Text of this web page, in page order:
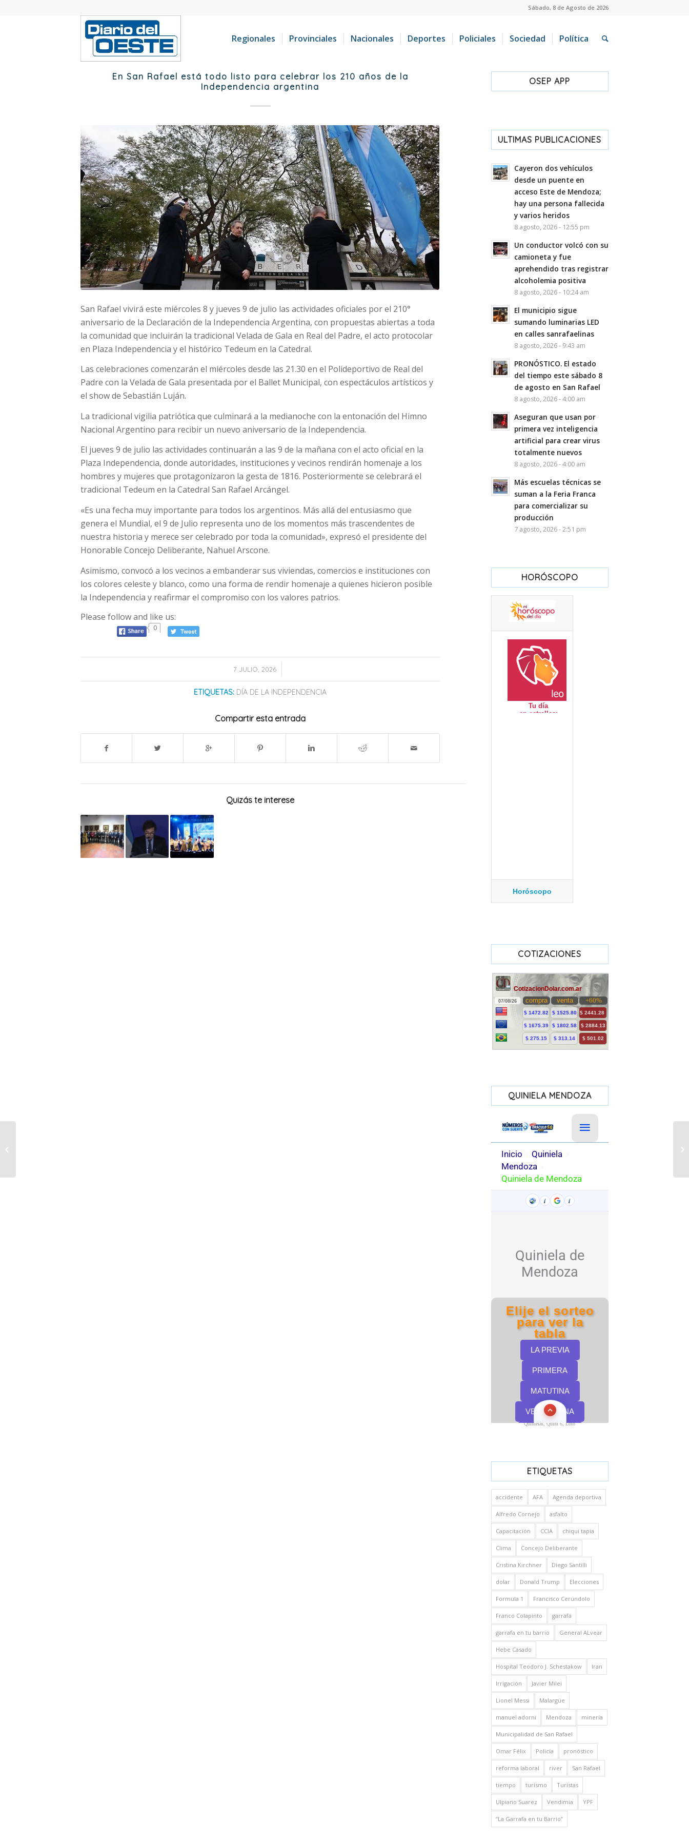
Sábado, 8 de Agosto de 2026
Regionales Provinciales Nacionales Deportes Policiales Sociedad Política
En San Rafael está todo listo para celebrar los 210 años de la
Independencia argentina
San Rafael vivirá este miércoles 8 y jueves 9 de julio las actividades oficiales por el 210°
aniversario de la Declaración de la Independencia Argentina, con propuestas abiertas a toda
la comunidad que incluirán la tradicional Velada de Gala en Real del Padre, el acto protocolar
en Plaza Independencia y el histórico Tedeum en la Catedral.
Las celebraciones comenzarán el miércoles desde las 21.30 en el Polideportivo de Real del
Padre con la Velada de Gala presentada por el Ballet Municipal, con espectáculos artísticos y
el show de Sebastián Luján.
La tradicional vigilia patriótica que culminará a la medianoche con la entonación del Himno
Nacional Argentino para recibir un nuevo aniversario de la Independencia.
El jueves 9 de julio las actividades continuarán a las 9 de la mañana con el acto oficial en la
Plaza Independencia, donde autoridades, instituciones y vecinos rendirán homenaje a los
hombres y mujeres que protagonizaron la gesta de 1816. Posteriormente se celebrará el
tradicional Tedeum en la Catedral San Rafael Arcángel.
«Es una fecha muy importante para todos los argentinos. Más allá del entusiasmo que
genera el Mundial, el 9 de Julio representa uno de los momentos más trascendentes de
nuestra historia y merece ser celebrado por toda la comunidad», expresó el presidente del
Honorable Concejo Deliberante, Nahuel Arscone.
Asimismo, convocó a los vecinos a embanderar sus viviendas, comercios e instituciones con
los colores celeste y blanco, como una forma de rendir homenaje a quienes hicieron posible
la Independencia y reafirmar el compromiso con los valores patrios.
Please follow and like us:
0
7 JULIO, 2026
ETIQUETAS: DÍA DE LA INDEPENDENCIA
Compartir esta entrada
Quizás te interese
OSEP APP
ULTIMAS PUBLICACIONES
Cayeron dos vehículos
desde un puente en
acceso Este de Mendoza;
hay una persona fallecida
y varios heridos
8 agosto, 2026 - 12:55 pm
Un conductor volcó con su
camioneta y fue
aprehendido tras registrar
alcoholemia positiva
8 agosto, 2026 - 10:24 am
El municipio sigue
sumando luminarias LED
en calles sanrafaelinas
8 agosto, 2026 - 9:43 am
PRONÓSTICO. El estado
del tiempo este sábado 8
de agosto en San Rafael
8 agosto, 2026 - 4:00 am
Aseguran que usan por
primera vez inteligencia
artificial para crear virus
totalmente nuevos
8 agosto, 2026 - 4:00 am
Más escuelas técnicas se
suman a la Feria Franca
para comercializar su
producción
7 agosto, 2026 - 2:51 pm
HORÓSCOPO
Horóscopo
COTIZACIONES
QUINIELA MENDOZA
Quinielas, Quini 6, Loto
ETIQUETAS
accidente AFA Agenda deportiva
Alfredo Cornejo asfalto
Capacitación CCIA chiqui tapia
Clima Concejo Deliberante
Cristina Kirchner Diego Santilli
dolar Donald Trump Elecciones
Formula 1 Francisco Cerúndolo
Franco Colapinto garrafa
garrafa en tu barrio General ALvear
Hebe Casado
Hospital Teodoro J. Schestakow Iran
Irrigación Javier Milei
Lionel Messi Malargüe
manuel adorni Mendoza minería
Municipalidad de San Rafael
Omar Félix Policía pronóstico
reforma laboral river San Rafael
tiempo turismo Turistas
Ulpiano Suarez Vendimia YPF
“La Garrafa en tu Barrio”